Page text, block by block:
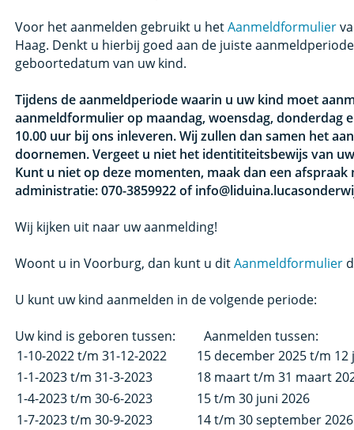
Voor het aanmelden gebruikt u hetAanmeldformulier
Haag. Denkt u hierbij goed aan de juiste
geboortedatum van uw kind.
Tijdens de aanmeldperiode waarin u uw kind moet
aanmeldformulier op maandag, woensdag, donderdag
10.00 uur bij ons inleveren. Wij zullen dan samen het
doornemen. Vergeet u niet het identititeitsbewijs van
Kunt u niet op deze momenten, maak dan een afspraak
administratie: 070-3859922 of
Wij kijken uit naar uw aanmelding!
Woont u in Voorburg, dan kunt u ditAanmeldformulier
U kunt uw kind aanmelden in de volgende periode:
Uw kind is geboren tussen: Aanmelden tussen:
1-10-2022 t/m 31-12-2022
15 december 2025 t/m 12
1-1-2023 t/m 31-3-2023
18 maart t/m 31 maart
1-4-2023 t/m 30-6-2023
15 t/m 30 juni 2026
1-7-2023 t/m 30-9-2023
14 t/m 30 september 2026